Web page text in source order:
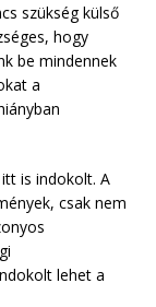
szükség külső
hogy
be mindennek
a
is indokolt. A
csak nem
lehet a